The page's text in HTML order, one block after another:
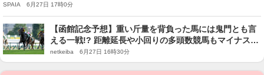
SPAIA 6月27日 17時0分
【函館記念予想】重い斤量を背負った馬には鬼門とも言
える一戦!? 距離延長や小回りの多頭数競馬もマイナスに
なりそうな人気馬
netkeiba 6月27日 16時30分